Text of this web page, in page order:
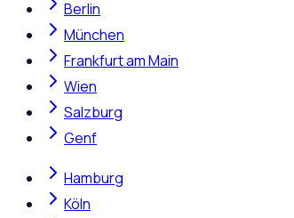
Berlin
München
Frankfurt am Main
Wien
Salzburg
Genf
Hamburg
Köln